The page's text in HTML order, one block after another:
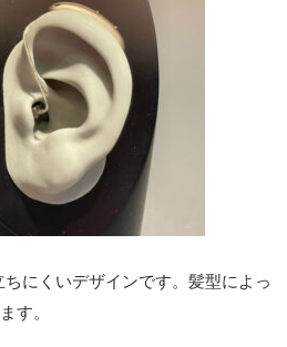
にくいデザインです。髪型によっ
す。